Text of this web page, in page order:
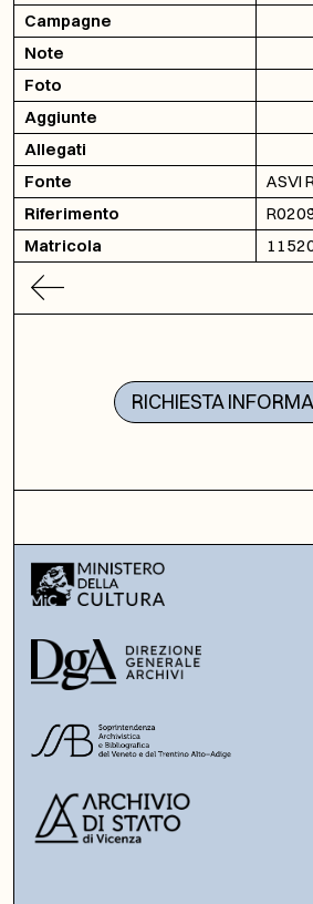
Campagne
Note
Foto
Aggiunte
Allegati
Fonte
ASVI
Riferimento
Matricola
RICHIESTA